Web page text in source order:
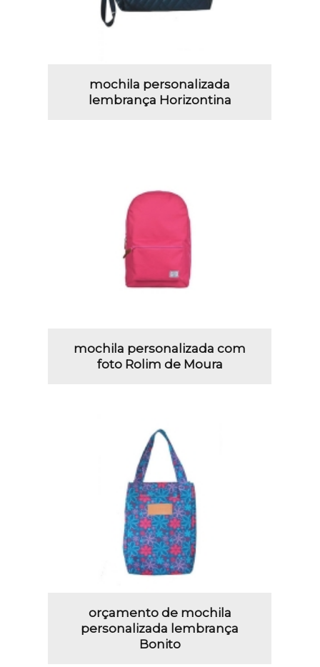
mochila personalizada
lembrança Horizontina
mochila personalizada com
foto Rolim de Moura
orçamento de mochila
personalizada lembrança
Bonito